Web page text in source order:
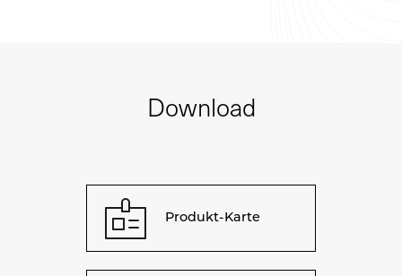
Download
Produkt-Karte